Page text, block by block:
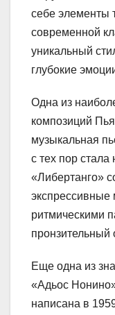
себе элементы
современной
уникальный
глубокие
Одна из
композиций
музыкальная
с тех пор стала
«Либертанго»
экспрессивные
ритмическими
пронзительный
Еще одна из
«Адьос
написана в